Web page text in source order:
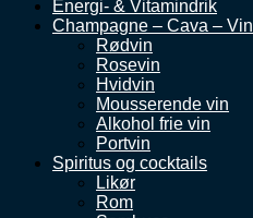
Energi- & Vitamindrik
Champagne – Cava – Vin
Rødvin
Rosevin
Hvidvin
Mousserende vin
Alkohol frie vin
Portvin
Spiritus og cocktails
Likør
Rom